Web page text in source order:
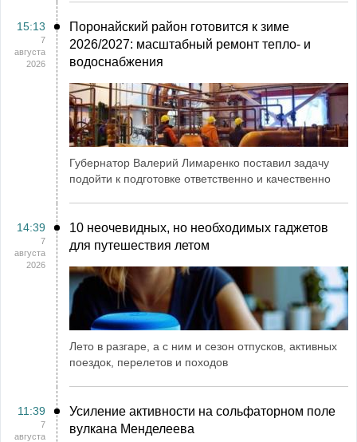
15:13
7
августа
2026
Поронайский район готовится к зиме
2026/2027: масштабный ремонт тепло- и
водоснабжения
Губернатор Валерий Лимаренко поставил задачу
подойти к подготовке ответственно и качественно
14:39
7
августа
2026
10 неочевидных, но необходимых гаджетов
для путешествия летом
Лето в разгаре, а с ним и сезон отпусков, активных
поездок, перелетов и походов
11:39
7
августа
Усиление активности на сольфаторном поле
вулкана Менделеева